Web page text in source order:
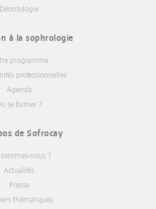
Déontologie
à la sophrologie
programme
professionnelles
Agenda
se former ?
de Sofrocay
nous ?
Actualités
Presse
thématiques